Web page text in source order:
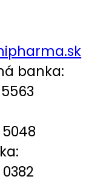
banka:
5048